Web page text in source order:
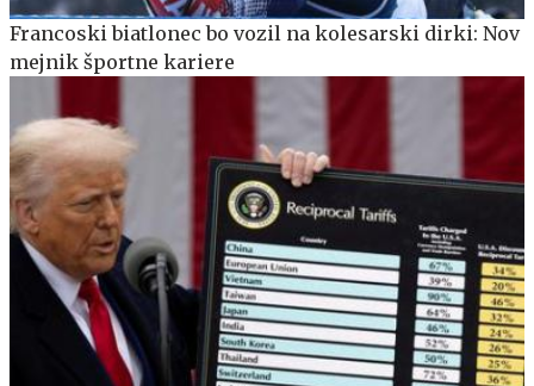
Francoski biatlonec bo vozil na kolesarski dirki: Nov
mejnik športne kariere